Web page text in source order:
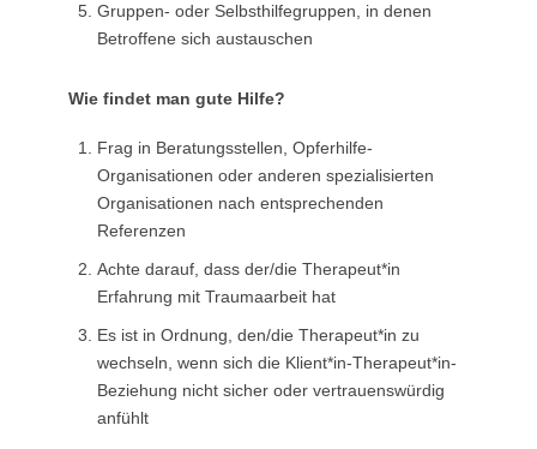
Gruppen- oder Selbsthilfegruppen, in denen
Betroffene sich austauschen
Wie findet man gute Hilfe?
Frag in Beratungsstellen, Opferhilfe-
Organisationen oder anderen spezialisierten
Organisationen nach entsprechenden
Referenzen
Achte darauf, dass der/die Therapeut*in
Erfahrung mit Traumaarbeit hat
Es ist in Ordnung, den/die Therapeut*in zu
wechseln, wenn sich die Klient*in-Therapeut*in-
Beziehung nicht sicher oder vertrauenswürdig
anfühlt